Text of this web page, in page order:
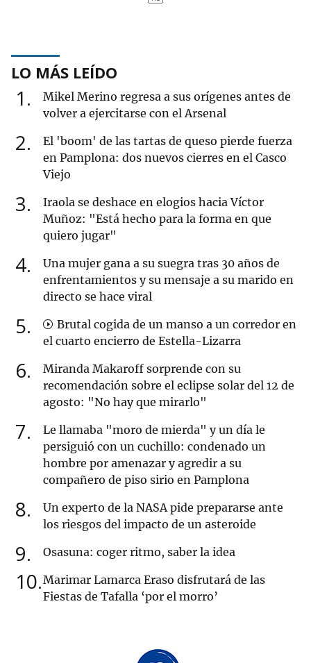
LO MÁS LEÍDO
1
Mikel Merino regresa a sus orígenes antes de
volver a ejercitarse con el Arsenal
2
El 'boom' de las tartas de queso pierde fuerza
en Pamplona: dos nuevos cierres en el Casco
Viejo
3
Iraola se deshace en elogios hacia Víctor
Muñoz: "Está hecho para la forma en que
quiero jugar"
4
Una mujer gana a su suegra tras 30 años de
enfrentamientos y su mensaje a su marido en
directo se hace viral
5
Brutal cogida de un manso a un corredor en
el cuarto encierro de Estella-Lizarra
6
Miranda Makaroff sorprende con su
recomendación sobre el eclipse solar del 12 de
agosto: "No hay que mirarlo"
7
Le llamaba "moro de mierda" y un día le
persiguió con un cuchillo: condenado un
hombre por amenazar y agredir a su
compañero de piso sirio en Pamplona
8
Un experto de la NASA pide prepararse ante
los riesgos del impacto de un asteroide
9 Osasuna: coger ritmo, saber la idea
10 Marimar Lamarca Eraso disfrutará de las
Fiestas de Tafalla ‘por el morro’